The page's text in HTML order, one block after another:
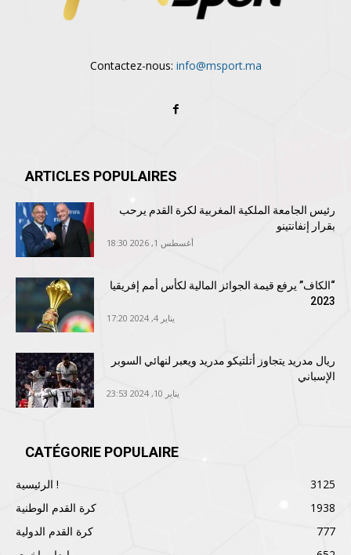
Contactez-nous: info@msport.ma
ARTICLES POPULAIRES
رئيس الجامعة الملكية المغربية لكرة القدم يرحب
بقرار إنفانتينو
أغسطس 1, 2026 18:30
“الكاف” يرفع قيمة الجوائز المالية لكأس أمم إفريقيا
2023
يناير 4, 2024 17:20
ريال مدريد يتجاوز أتلتيكو مدريد ويعبر لنهائي السوبر
الإسباني
يناير 10, 2024 23:53
CATÉGORIE POPULAIRE
الرئيسية !
3125
كرة القدم الوطنية
1938
كرة القدم الدولية
777